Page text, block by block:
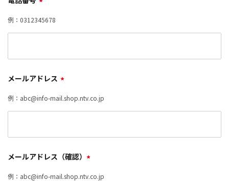
例：0312345678
メールアドレス *
例：abc@info-mail.shop.ntv.co.jp
メールアドレス（確認） *
例：abc@info-mail.shop.ntv.co.jp